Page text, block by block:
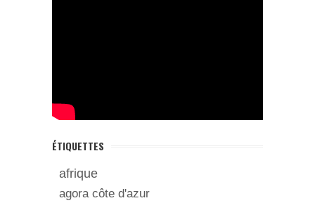
ÉTIQUETTES
afrique
agora côte d'azur